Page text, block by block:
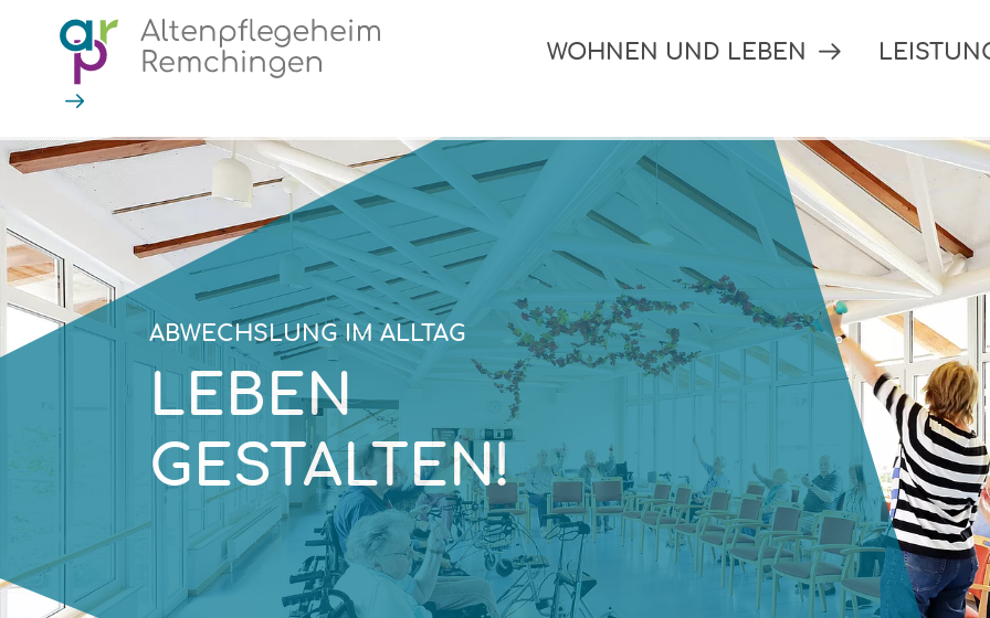
WOHNEN UND LEBEN
ABWECHSLUNG IM ALLTAG
LEBEN
GESTALTEN!